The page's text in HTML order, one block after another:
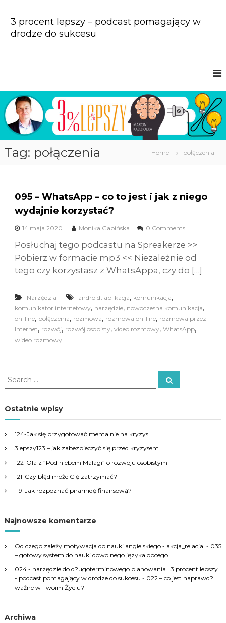
n
e
n
3 procent lepszy – podcast pomagający w
drodze do sukcesu
Tag: połączenia Home połączenia
095 – WhatsApp – co to jest i jak z niego
wydajnie korzystać?
14 maja 2020 Monika Gapińska 0 Comments
Posłuchaj tego podcastu na Spreakerze >>
Pobierz w formacie mp3 << Niezależnie od
tego czy korzystasz z WhatsAppa, czy do […]
Narzędzia android, aplikacja, komunikacja,
komunikator internetowy, narzędzie, nowoczesna komunikacja,
on-line, połączenia, rozmowa, rozmowa on-line, rozmowa przez
Internet, rozwój, rozwój osobisty, video rozmowy, WhatsApp,
wideo rozmowy
S
e
r
c
o
r
S
e
Ostatnie wpisy
124-Jak się przygotować mentalnie na kryzys
3lepszy123 – jak zabezpieczyć się przed kryzysem
122-Ola z “Pod niebem Malagi” o rozwoju osobistym
121-Czy błąd może Cię zatrzymać?
119-Jak rozpoznać piramidę finansową?
Najnowsze komentarze
Od czego zależy motywacja do nauki angielskiego - akcja_relacja. - 035
– gotowy system do nauki dowolnego języka obcego
024 - narzędzie do d?ugoterminowego planowania | 3 procent lepszy
- podcast pomagający w drodze do sukcesu - 022 – co jest naprawd?
ważne w Twoim Życiu?
Archiwa